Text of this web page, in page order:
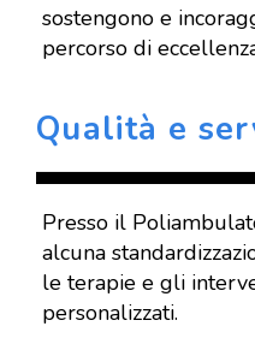
sostengono e
percorso di
Qualità e
Presso il
alcuna
le terapie e gli
personalizzati.